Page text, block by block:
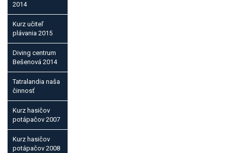
2014
Kurz učiteľ
plávania 2015
Diving centrum
Bešenová 2014
Tatralandia naša
činnosť
Kurz hasičov
potápačov 2007
Kurz hasičov
potápačov 2008